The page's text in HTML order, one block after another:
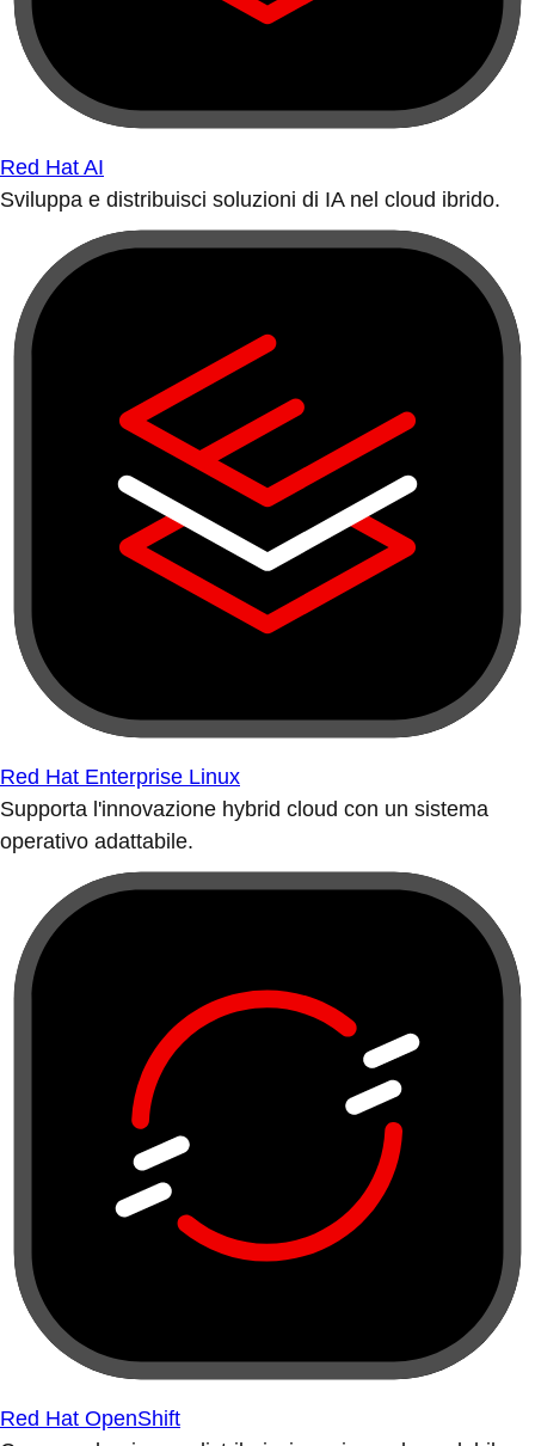
Red Hat AI
Sviluppa e distribuisci soluzioni di IA nel cloud ibrido.
Red Hat Enterprise Linux
Supporta l'innovazione hybrid cloud con un sistema
operativo adattabile.
Red Hat OpenShift